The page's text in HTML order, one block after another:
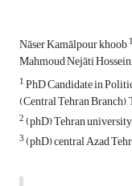
Nāser Kamālpour khoob1
Mahmoud Nejāti
1PhD Candidate in
(Central Tehran Branch),
2(phD) Tehran university
3(phD) central Azad